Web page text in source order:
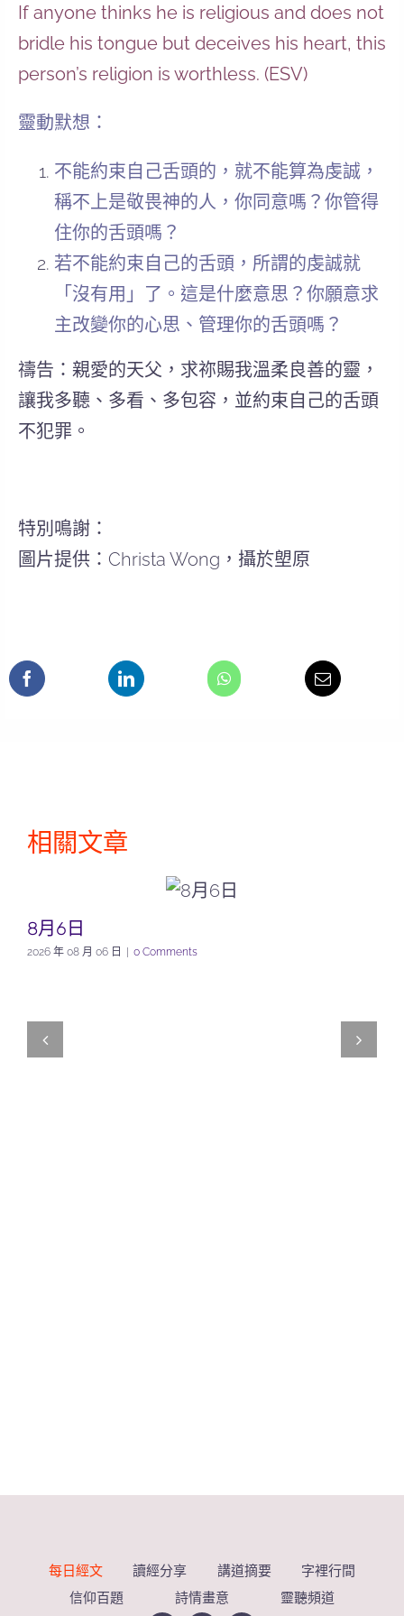
If anyone thinks he is religious and does not
bridle his tongue but deceives his heart, this
person’s religion is worthless. (ESV)
靈動默想：
不能約束自己舌頭的，就不能算為虔誠，
稱不上是敬畏神的人，你同意嗎？你管得
住你的舌頭嗎？
若不能約束自己的舌頭，所謂的虔誠就
「沒有用」了。這是什麼意思？你願意求
主改變你的心思、管理你的舌頭嗎？
禱告：親愛的天父，求祢賜我溫柔良善的靈，
讓我多聽、多看、多包容，並約束自己的舌頭
不犯罪。
特別鳴謝：
圖片提供：Christa Wong，攝於塱原
相關文章
8月6日
2026 年 08 月 06 日 0 Comments
每日經文 讀經分享 講道摘要
字裡行間
信仰百題
詩情畫意 靈聽頻道